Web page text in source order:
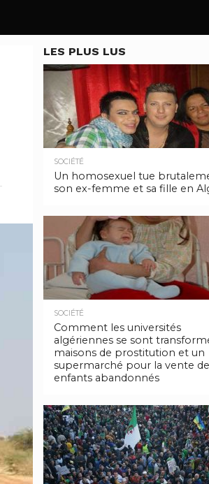
LES PLUS LUS
SOCIÉTÉ
Un homosexuel tue
son ex-femme et sa fille en
SOCIÉTÉ
Comment les universités
algériennes se sont
maisons de prostitution et un
supermarché pour la vente
enfants abandonnés